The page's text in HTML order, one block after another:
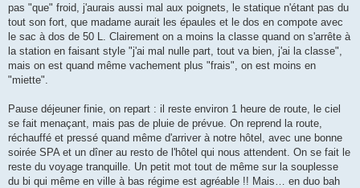
pas "que" froid, j'aurais aussi mal aux poignets, le statique n'étant pas du
tout son fort, que madame aurait les épaules et le dos en compote avec
le sac à dos de 50 L. Clairement on a moins la classe quand on s'arrête à
la station en faisant style "j'ai mal nulle part, tout va bien, j'ai la classe",
mais on est quand même vachement plus "frais", on est moins en
"miette".
Pause déjeuner finie, on repart : il reste environ 1 heure de route, le ciel
se fait menaçant, mais pas de pluie de prévue. On reprend la route,
réchauffé et pressé quand même d'arriver à notre hôtel, avec une bonne
soirée SPA et un dîner au resto de l'hôtel qui nous attendent. On se fait le
reste du voyage tranquille. Un petit mot tout de même sur la souplesse
du bi qui même en ville à bas régime est agréable !! Mais… en duo bah